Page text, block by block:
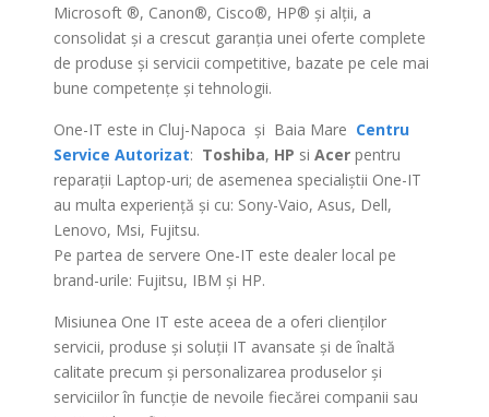
Microsoft ®, Canon®, Cisco®, HP® şi alţii, a
consolidat şi a crescut garanţia unei oferte complete
de produse şi servicii competitive, bazate pe cele mai
bune competenţe şi tehnologii.
One-IT este in Cluj-Napoca şi Baia Mare Centru
Service Autorizat: Toshiba, HP si Acer pentru
reparaţii Laptop-uri; de asemenea specialiştii One-IT
au multa experienţă şi cu: Sony-Vaio, Asus, Dell,
Lenovo, Msi, Fujitsu.
Pe partea de servere One-IT este dealer local pe
brand-urile: Fujitsu, IBM și HP.
Misiunea One IT este aceea de a oferi clienţilor
servicii, produse şi soluţii IT avansate și de înaltă
calitate precum şi personalizarea produselor şi
serviciilor în funcţie de nevoile fiecărei companii sau